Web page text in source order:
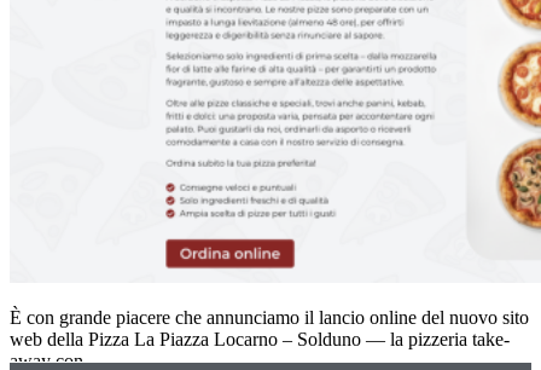
È con grande piacere che annunciamo il lancio online del nuovo sito
web della Pizza La Piazza Locarno – Solduno — la pizzeria take-
away con